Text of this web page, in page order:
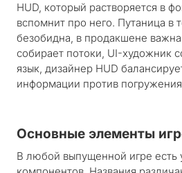
HUD, который растворяется в
вспомнит про него. Путаница в
безобидна, в продакшене
собирает потоки, UI-художник
язык, дизайнер HUD
информации против
Основные элементы
В любой выпущенной игре есть